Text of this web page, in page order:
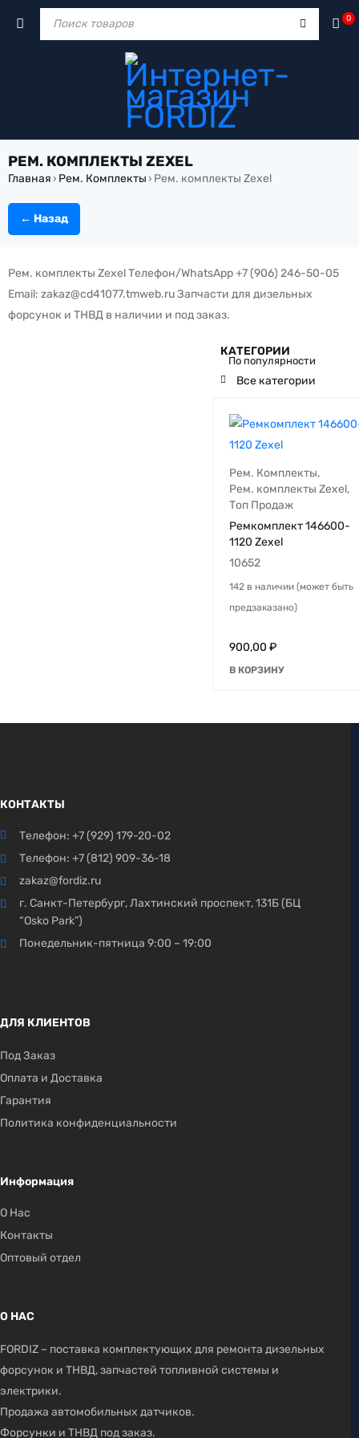
0
РЕМ. КОМПЛЕКТЫ ZEXEL
Главная › Рем. Комплекты › Рем. комплекты Zexel
← Назад
Рем. комплекты Zexel Телефон/WhatsApp +7 (906) 246-50-05
Email: zakaz@cd41077.tmweb.ru Запчасти для дизельных
форсунок и ТНВД в наличии и под заказ.
КАТЕГОРИИ
Все категории
По популярности
Рем. Комплекты,
Рем. комплекты Zexel,
Топ Продаж
Ремкомплект 146600-
1120 Zexel
10652
142 в наличии (может быть
предзаказано)
900,00 ₽
В КОРЗИНУ
КОНТАКТЫ
Телефон: +7 (929) 179-20-02
Телефон: +7 (812) 909-36-18
zakaz@fordiz.ru
г. Санкт-Петербург, Лахтинский проспект, 131Б (БЦ
“Osko Park”)
Понедельник-пятница 9:00 – 19:00
ДЛЯ КЛИЕНТОВ
Под Заказ
Оплата и Доставка
Гарантия
Политика конфиденциальности
Информация
О Нас
Контакты
Оптовый отдел
О НАС
FORDIZ – поставка комплектующих для ремонта дизельных
форсунок и ТНВД, запчастей топливной системы и
электрики.
Продажа автомобильных датчиков.
Форсунки и ТНВД под заказ.